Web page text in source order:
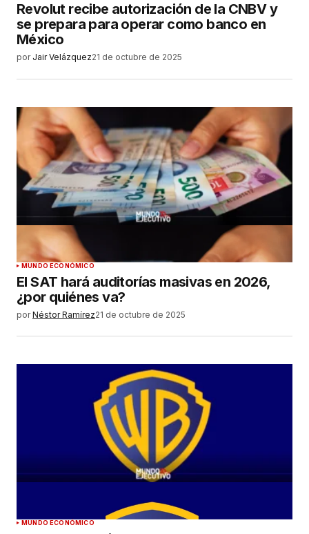
Revolut recibe autorización de la CNBV y
se prepara para operar como banco en
México
por Jair Velázquez21 de octubre de 2025
MUNDO ECONÓMICO
El SAT hará auditorías masivas en 2026,
¿por quiénes va?
por Néstor Ramírez21 de octubre de 2025
MUNDO ECONÓMICO